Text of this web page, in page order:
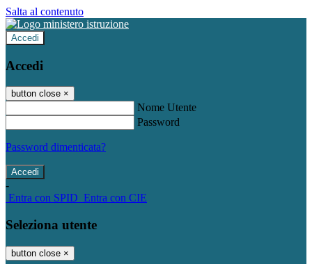
Salta al contenuto
Accedi
Accedi
button close ×
Nome Utente
Password
Password dimenticata?
-
Entra con SPID Entra con CIE
Seleziona utente
button close ×